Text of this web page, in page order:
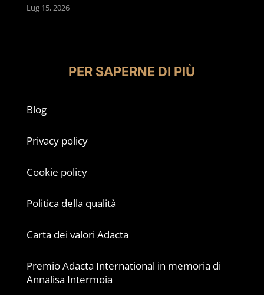
Lug 15, 2026
PER SAPERNE DI PIÙ
Blog
Privacy policy
Cookie policy
Politica della qualità
Carta dei valori Adacta
Premio Adacta International in memoria di
Annalisa Intermoia